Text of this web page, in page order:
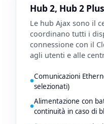
Hub 2, Hub 2
Le hub Ajax sono il
coordinano tutti i
connessione con il
agli utenti e alle
Comunicazioni
selezionati)
Alimentazione con
continuità in caso di